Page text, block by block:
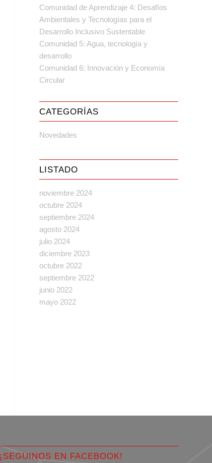
Comunidad de Aprendizaje 4: Desafíos
Ambientales y Tecnologías para el
Desarrollo Inclusivo Sustentable
Comunidad 5: Agua, tecnología y
desarrollo
Comunidad 6: Innovación y Economía
Circular
CATEGORÍAS
Novedades
LISTADO
noviembre 2024
octubre 2024
septiembre 2024
agosto 2024
julio 2024
diciembre 2023
octubre 2022
septiembre 2022
junio 2022
mayo 2022
¡SEGUINOS EN FACEBOOK!